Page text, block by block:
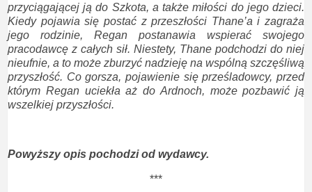
przyciągającej ją do Szkota, a także miłości do jego dzieci.
Kiedy pojawia się postać z przeszłości Thane’a i zagraża
jego rodzinie, Regan postanawia wspierać swojego
pracodawcę z całych sił. Niestety, Thane podchodzi do niej
nieufnie, a to może zburzyć nadzieję na wspólną szczęśliwą
przyszłość. Co gorsza, pojawienie się prześladowcy, przed
którym Regan uciekła aż do Ardnoch, może pozbawić ją
wszelkiej przyszłości.
Powyższy opis pochodzi od wydawcy.
***